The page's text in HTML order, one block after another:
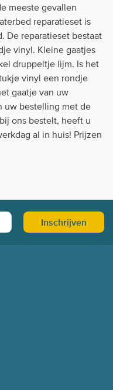
meeste gevallen
reparatieset is
De reparatieset bestaat
vinyl. Kleine gaatjes
druppeltje lijm. Is het
vinyl een rondje
gaatje van uw
uw bestelling met de
ons bestelt, heeft u
al in huis! Prijzen
Inschrijven